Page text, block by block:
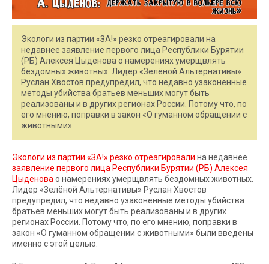
Экологи из партии «ЗА!» резко отреагировали на
недавнее заявление первого лица Республики Бурятии
(РБ) Алексея Цыденова о намерениях умерщвлять
бездомных животных. Лидер «Зелёной Альтернативы»
Руслан Хвостов предупредил, что недавно узаконенные
методы убийства братьев меньших могут быть
реализованы и в других регионах России. Потому что, по
его мнению, поправки в закон «О гуманном обращении с
животными»
Экологи из партии «ЗА!» резко отреагировали на недавнее
заявление первого лица Республики Бурятии (РБ) Алексея
Цыденовао намерениях умерщвлять бездомных животных.
Лидер «Зелёной Альтернативы» Руслан Хвостов
предупредил, что недавно узаконенные методы убийства
братьев меньших могут быть реализованы и в других
регионах России. Потому что, по его мнению, поправки в
закон «О гуманном обращении с животными» были введены
именно с этой целью.